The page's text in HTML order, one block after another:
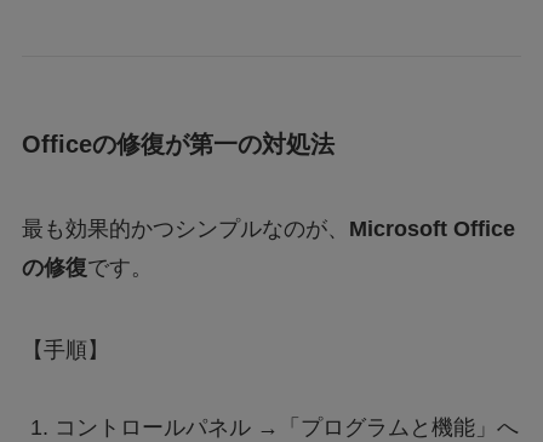
Officeの修復が第一の対処法
最も効果的かつシンプルなのが、 Microsoft Office
の修復です。
【手順】
コントロールパネル →「プログラムと機能」へ